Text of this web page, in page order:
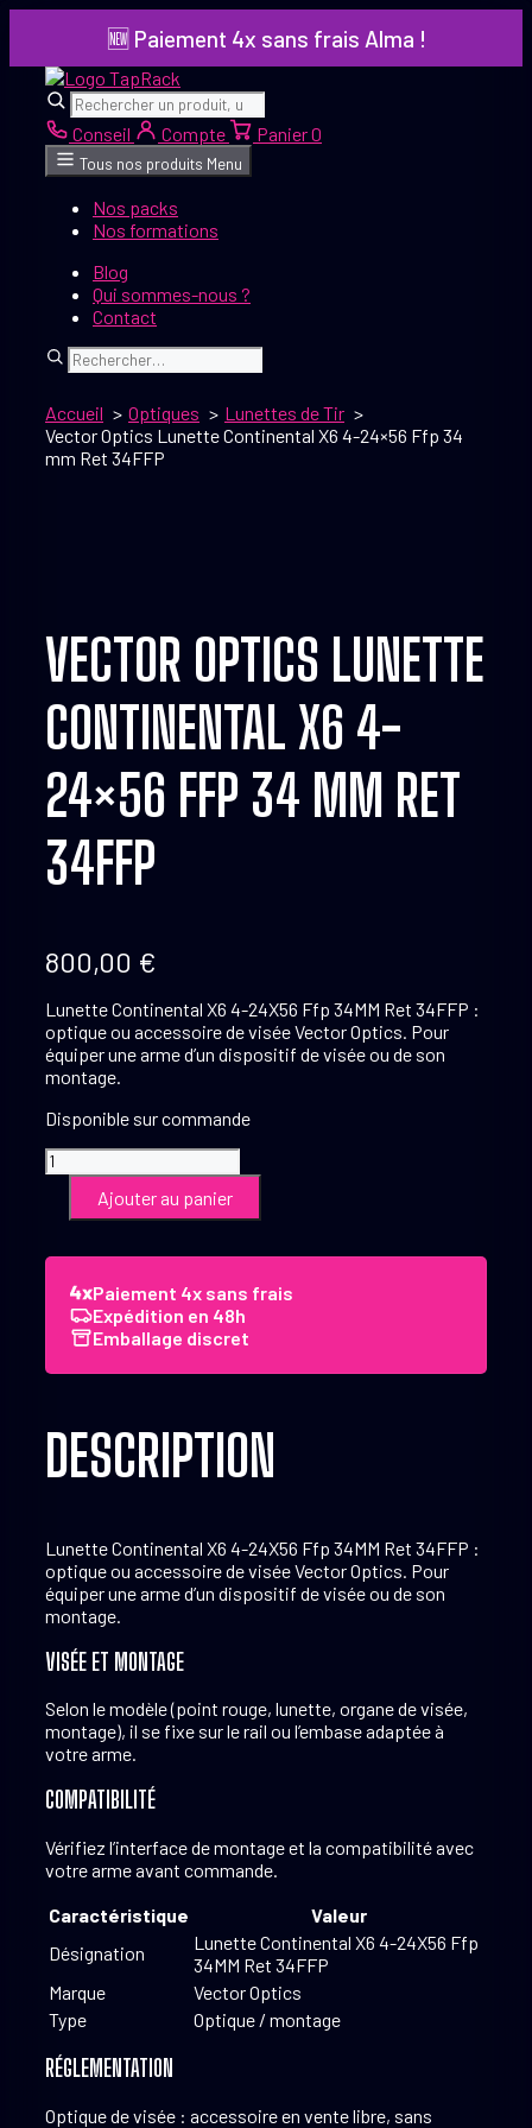
contenu
🆕 Paiement 4x sans frais Alma !
Rechercher Rechercher
Conseil Compte Panier0
Tous nos produits Menu
Nos packs
Nos formations
Blog
Qui sommes-nous ?
Contact
Rechercher
Accueil Optiques
Lunettes de Tir
Vector Optics Lunette Continental X6 4-24×56 Ffp 34
mm Ret 34FFP
VECTOR OPTICS LUNETTE
CONTINENTAL X6 4-
24×56 FFP 34 MM RET
34FFP
800,00 €
Lunette Continental X6 4-24X56 Ffp 34MM Ret 34FFP :
optique ou accessoire de visée Vector Optics. Pour
équiper une arme d’un dispositif de visée ou de son
montage.
Disponible sur commande
quantité
de
Optics
24x56
Ret
34FFP
Ajouter au panier
Paiement 4x sans frais
Expédition en 48h
Emballage discret
DESCRIPTION
Lunette Continental X6 4-24X56 Ffp 34MM Ret 34FFP :
optique ou accessoire de visée Vector Optics. Pour
équiper une arme d’un dispositif de visée ou de son
montage.
VISÉE ET MONTAGE
Selon le modèle (point rouge, lunette, organe de visée,
montage), il se fixe sur le rail ou l’embase adaptée à
votre arme.
COMPATIBILITÉ
Vérifiez l’interface de montage et la compatibilité avec
votre arme avant commande.
Caractéristique
Valeur
Désignation
Lunette Continental X6 4-24X56 Ffp
34MM Ret 34FFP
Marque
Vector Optics
Type
Optique / montage
RÉGLEMENTATION
Optique de visée : accessoire en vente libre, sans